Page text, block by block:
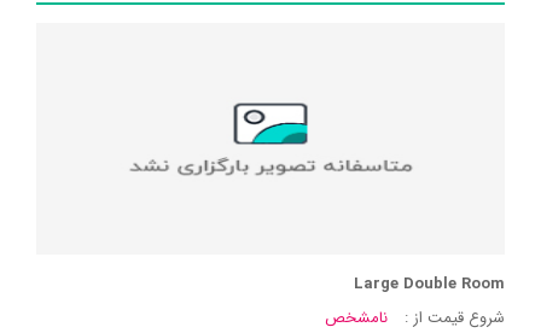
Large Double Room
شروع قیمت از :
نامشخص